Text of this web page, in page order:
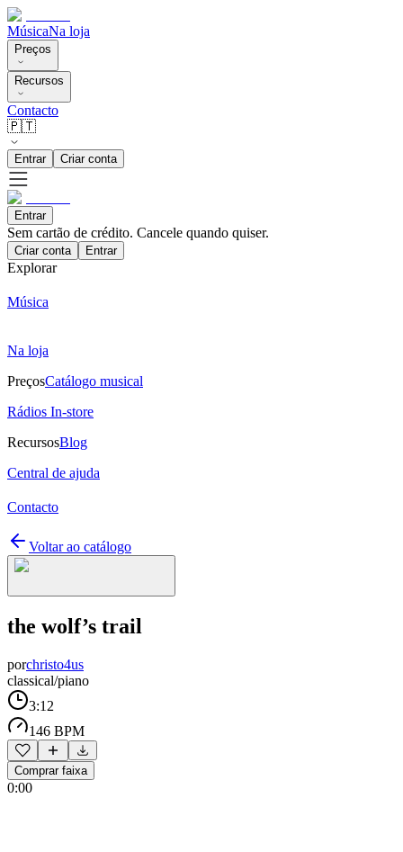
MúsicaNa loja
Preços
Recursos
Contacto
🇵🇹
Entrar Criar conta
Entrar
Sem cartão de crédito. Cancele quando quiser.
Criar conta Entrar
Explorar
Música
Na loja
PreçosCatálogo musical
Rádios In-store
RecursosBlog
Central de ajuda
Contacto
Voltar ao catálogo
the wolf’s trail
porchristo4us
classical/piano
3:12
146 BPM
Comprar faixa
0:00